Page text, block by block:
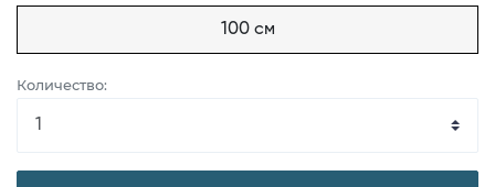
100 см
Количество: